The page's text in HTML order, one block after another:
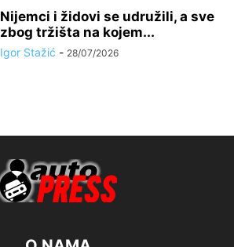
Nijemci i židovi se udružili, a sve
zbog tržišta na kojem...
Igor Stažić - 28/07/2026